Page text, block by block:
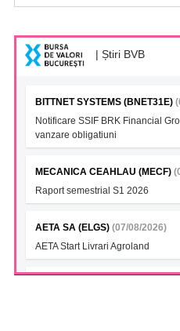
| Știri BVB
BITTNET SYSTEMS (BNET31E)
Notificare SSIF BRK Financial
vanzare obligatiuni
MECANICA CEAHLAU (MECF)
Raport semestrial S1 2026
AETA SA (ELGS) (07/08/2026)
AETA Start Livrari Agroland